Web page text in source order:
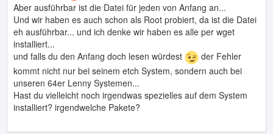
Aber ausführbar ist die Datei für jeden von Anfang an...
Und wir haben es auch schon als Root probiert, da ist die Datei
eh ausführbar... und ich denke wir haben es alle per wget
installiert...
und falls du den Anfang doch lesen würdest
der Fehler
kommt nicht nur bei seinem etch System, sondern auch bei
unseren 64er Lenny Systemen...
Hast du vielleicht noch irgendwas spezielles auf dem System
installiert? irgendwelche Pakete?